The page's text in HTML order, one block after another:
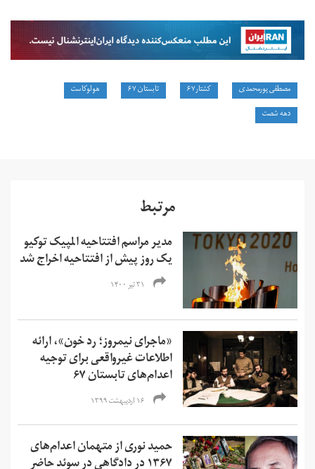
مصطفی پورمحمدی کشتار۶۷ تابستان ۶۷
هولوکاست
دهه شصت
مرتبط
مدیر مراسم افتتاحیه المپیک توکیو
یک روز پیش از افتتاحیه اخراج شد
۳۱ تیر ۱۴۰۰
«ماجرای نیمروز؛ رد خون»، ارائه
اطلاعات غیر‌واقعی برای توجیه
اعدام‌های تابستان ۶۷
۱۶ اردیبهشت ۱۳۹۹
حمید نوری از متهمان اعدام‌های